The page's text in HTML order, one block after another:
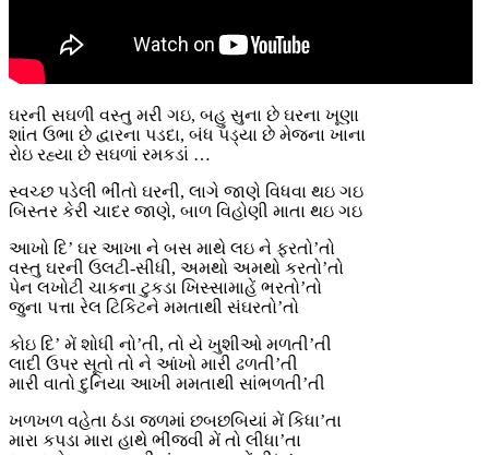
ઘરની સઘળી વસ્તુ મરી ગઇ, બહુ સુના છે ઘરના ખૂણા
શાંત ઉભા છે દ્વારના પડદા, બંધ પડ્યા છે મેજના ખાના
રોઇ રહ્યા છે સઘળાં રમકડાં …
સ્વચ્છ પડેલી ભીંતો ઘરની, લાગે જાણે વિધવા થઇ ગઇ
બિસ્તર કેરી ચાદર જાણે, બાળ વિહોણી માતા થઇ ગઇ
આખો દિ’ ઘર આખા ને બસ માથે લઇ ને ફરતો’તો
વસ્તુ ઘરની ઉલટી-સીધી, અમથો અમથો કરતો’તો
પેન લખોટી ચાકના ટુકડા ખિસ્સામાહેં ભરતો’તો
જુના પત્તા રેલ ટિકિટને મમતાથી સંઘરતો’તો
કોઇ દિ’ મેં શોધી નો’તી, તો યે ખુશીઓ મળતી’તી
લાદી ઉપર સૂતો તો ને આંખો મારી ઢળતી’તી
મારી વાતો દુનિયા આખી મમતાથી સાંભળતી’તી
ખળખળ વહેતા ઠંડા જળમાં છબછબિયાં મેં કિધા’તા
મારા કપડા મારા હાથે ભીંજવી મેં તો લીધા’તા